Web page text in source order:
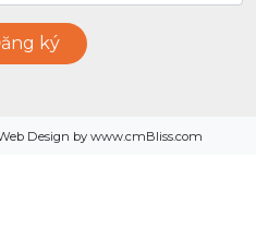
ký
Design by www.cmBliss.com